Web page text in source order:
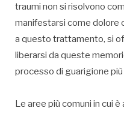
traumi non si risolvono
manifestarsi come dolore
a questo trattamento, si
liberarsi da queste
processo di guarigione
Le aree più comuni in cui